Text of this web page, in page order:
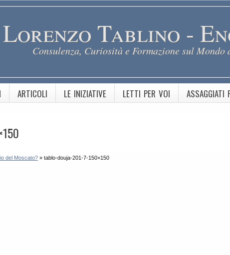
Lorenzo Tablino -
Consulenza, Curiosità e Formazione sul Mondo
ARTICOLI LE INIZIATIVE LETTI PER VOI ASSAGGIATI
del Moscato? » tablo-douja-201-7-150×150